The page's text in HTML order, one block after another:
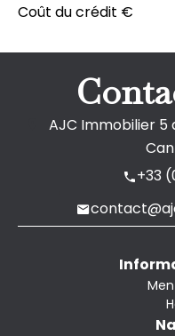
Coût du crédit €
AJC Immobilier5
+33